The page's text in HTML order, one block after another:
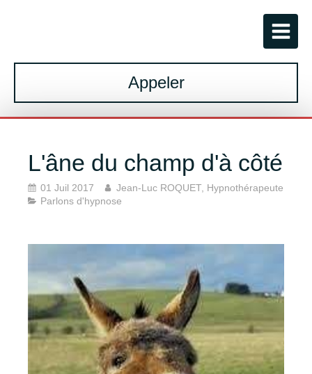
Appeler
L'âne du champ d'à côté
01 Juil 2017
Jean-Luc ROQUET, Hypnothérapeute
Parlons d'hypnose